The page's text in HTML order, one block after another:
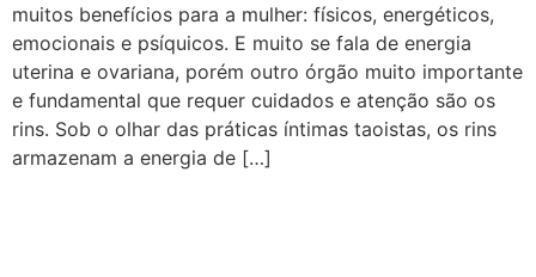
muitos benefícios para a mulher: físicos, energéticos,
emocionais e psíquicos. E muito se fala de energia
uterina e ovariana, porém outro órgão muito importante
e fundamental que requer cuidados e atenção são os
rins. Sob o olhar das práticas íntimas taoistas, os rins
armazenam a energia de […]